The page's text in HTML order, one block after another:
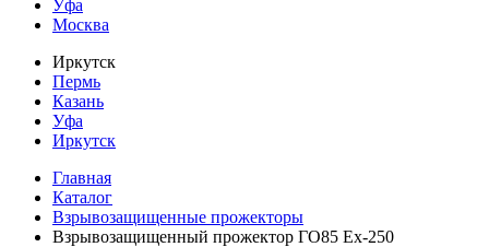
Уфа
Москва
Иркутск
Пермь
Казань
Уфа
Иркутск
Главная
Каталог
Взрывозащищенные прожекторы
Взрывозащищенный прожектор ГО85 Ех-250